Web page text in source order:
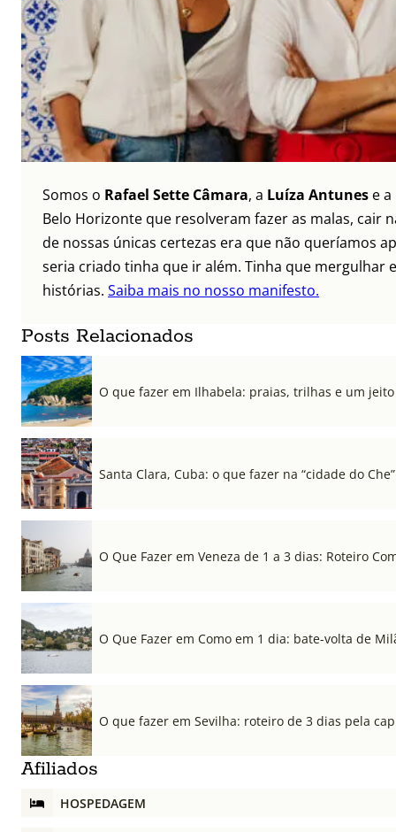
Somos o Rafael Sette Câmara, a Luíza Antunes e a
Belo Horizonte que resolveram fazer as malas, cair
de nossas únicas certezas era que não queríamos
seria criado tinha que ir além. Tinha que mergulhar
histórias. Saiba mais no nosso manifesto.
Posts Relacionados
O que fazer em Ilhabela: praias, trilhas e um
Santa Clara, Cuba: o que fazer na “cidade do Che”
O Que Fazer em Veneza de 1 a 3 dias: Roteiro
O Que Fazer em Como em 1 dia: bate-volta de
O que fazer em Sevilha: roteiro de 3 dias pela
Afiliados
HOSPEDAGEM